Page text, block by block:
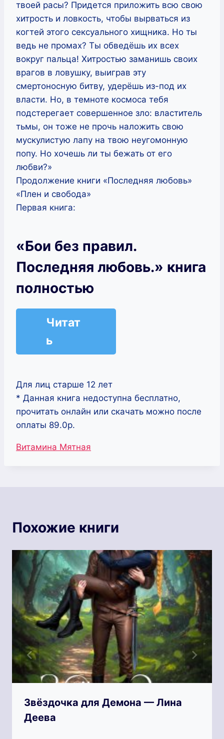
твоей расы? Придется приложить всю свою
хитрость и ловкость, чтобы вырваться из
когтей этого сексуального хищника. Но ты
ведь не промах? Ты обведёшь их всех
вокруг пальца! Хитростью заманишь своих
врагов в ловушку, выиграв эту
смертоносную битву, удерёшь из-под их
власти. Но, в темноте космоса тебя
подстерегает совершенное зло: властитель
тьмы, он тоже не прочь наложить свою
мускулистую лапу на твою неугомонную
попу. Но хочешь ли ты бежать от его
любви?»
Продолжение книги «Последняя любовь»
«Плен и свобода»
Первая книга:
«Бои без правил.
Последняя любовь.» книга
полностью
Читат
ь
Для лиц старше 12 лет
* Данная книга недоступна бесплатно,
прочитать онлайн или скачать можно после
оплаты 89.0р.
Метки
Витамина Мятная
Похожие книги
Звёздочка для Демона — Лина
Деева